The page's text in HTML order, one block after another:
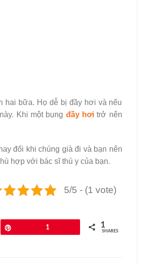
hai bữa. Họ dễ bị đầy hơi và nếu
Khi một bụng đầy hơitrở nên
đổi khi chúng già đi và bạn nên
hợp với bác sĩ thú y của bạn.
5/5 - (1 vote)
1 1
SHARES